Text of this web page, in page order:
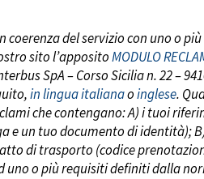
coerenza del servizio con uno o più
sitol’appositoMODULO
SpA – Corso Sicilia n. 22 –
in lingua italianaoinglese.
che contengano: A) i tuoi
e un tuo documento di identità);
di trasporto (codice
uno o più requisiti definiti dalla